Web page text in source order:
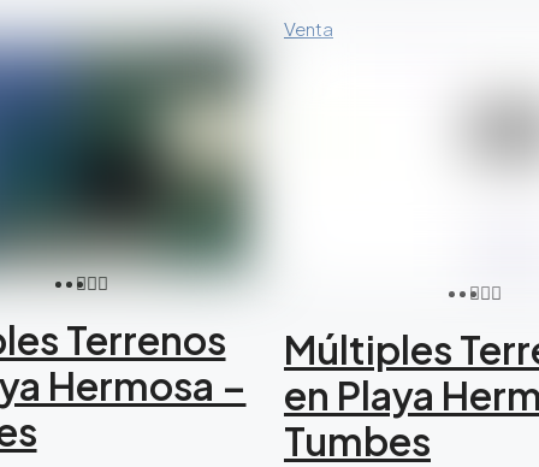
Terrenos
Hermosa –
Venta
Múltiples
en Playa
Tumbes